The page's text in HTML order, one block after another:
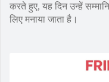
करते हुए, यह दिन उन्हें
लिए मनाया जाता है।